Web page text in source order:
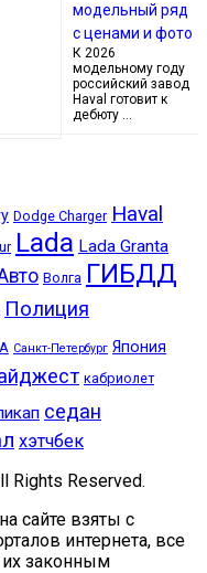
модельный ряд
с ценами и фото
К 2026
модельному году
российский завод
Haval готовит к
дебюту …
Dodge Charger Haval
Lada Lada Granta
Волга ГИБДД
Полиция
Санкт-Петербург Япония
кабриолет
седан
хэтчбек
Rights Reserved.
сайте взяты с
интернета, все
их законным